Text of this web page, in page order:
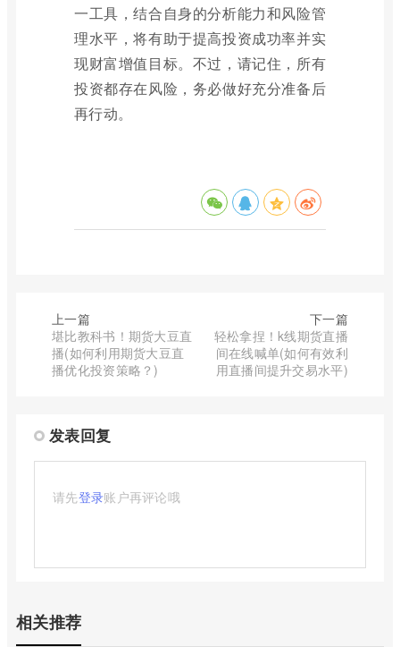
一工具，结合自身的分析能力和风险管
理水平，将有助于提高投资成功率并实
现财富增值目标。不过，请记住，所有
投资都存在风险，务必做好充分准备后
再行动。
上一篇
堪比教科书！期货大豆直
播(如何利用期货大豆直
播优化投资策略？)
下一篇
轻松拿捏！k线期货直播
间在线喊单(如何有效利
用直播间提升交易水平)
发表回复
请先登录账户再评论哦
相关推荐